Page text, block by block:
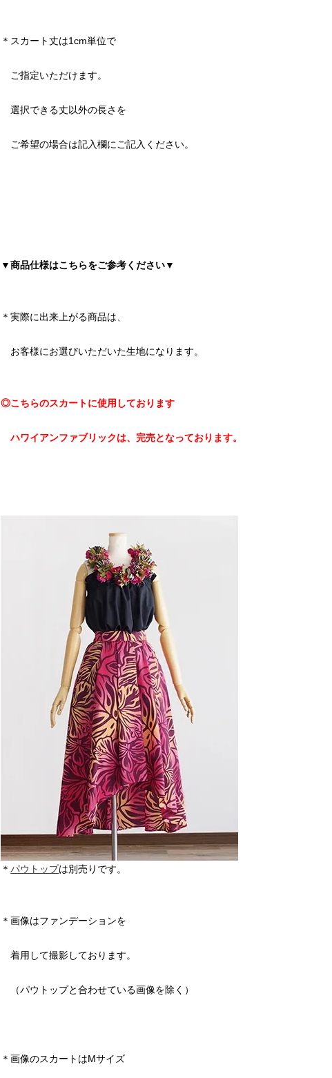
＊スカート丈は1cm単位で
ご指定いただけます。
選択できる丈以外の長さを
ご希望の場合は記入欄にご記入ください。
▼商品仕様はこちらをご参考ください▼
＊実際に出来上がる商品は、
お客様にお選びいただいた生地になります。
◎こちらのスカートに使用しております
ハワイアンファブリックは、完売となっております。
＊パウトップは別売りです。
＊画像はファンデーションを
着用して撮影しております。
（パウトップと合わせている画像を除く）
＊画像のスカートはMサイズ